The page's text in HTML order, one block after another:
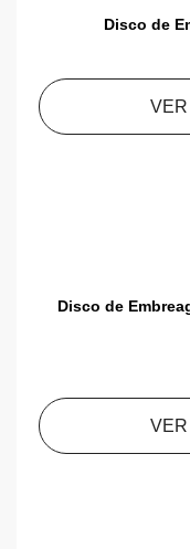
Disco de
Disco de